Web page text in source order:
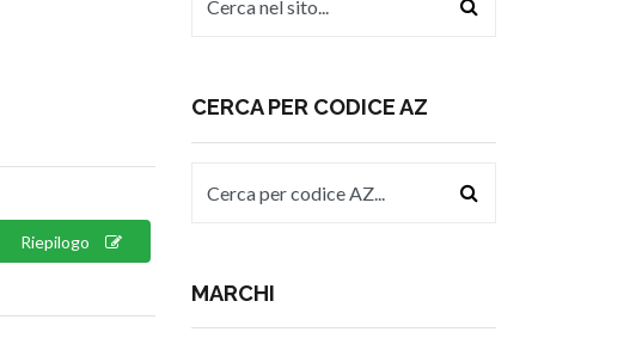
Riepilogo
CERCA PER CODICE AZ
MARCHI